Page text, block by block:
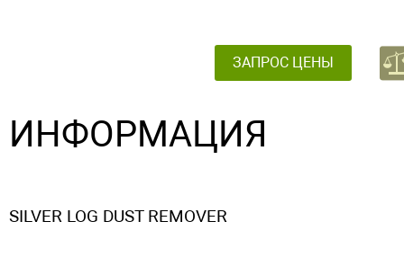
ЗАПРОС ЦЕНЫ
ИНФОРМАЦИЯ
SILVER LOG DUST REMOVER